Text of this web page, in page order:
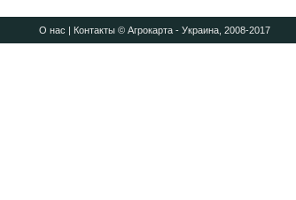
О нас | Контакты© Агрокарта - Украина, 2008-2017